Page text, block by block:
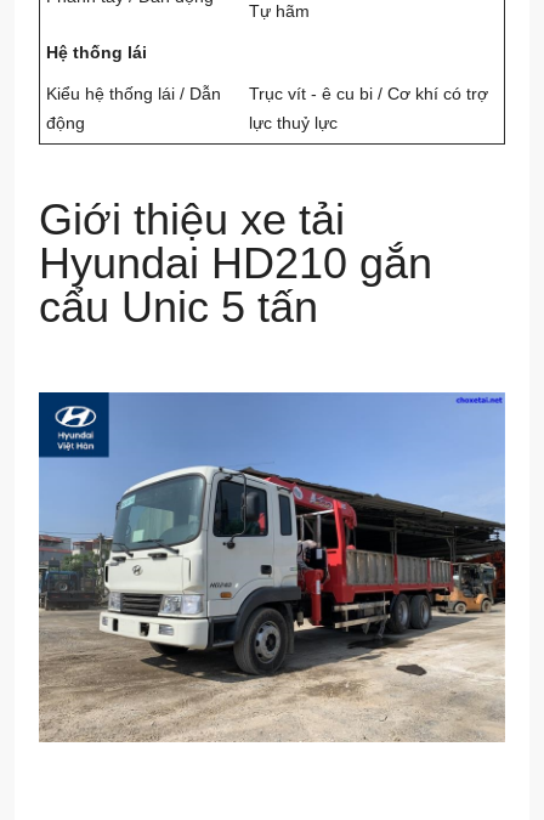
Tự hãm
Hệ thống lái
Kiểu hệ thống lái / Dẫn
động
Trục vít - ê cu bi / Cơ khí có trợ
lực thuỷ lực
Giới thiệu xe tải
Hyundai HD210 gắn
cẩu Unic 5 tấn